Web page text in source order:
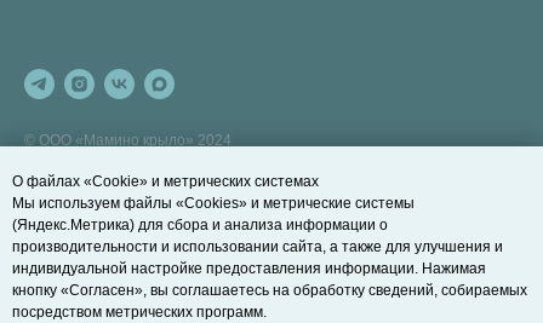
© ООО «Мамино крыло» 2024
ул. Профессора Попова, 23
ОГРН 1217800109900, ИНН
7813655359
ПОЛЕЗНЫЕ ССЫЛКИ
Развивающие занятия на суше
ДОПОЛНИТЕЛЬНО
О файлах «Cookie» и метрических системах
Мы используем файлы «Cookies» и метрические системы
(Яндекс.Метрика) для сбора и анализа информации о
производительности и использовании сайта, а также для улучшения и
индивидуальной настройке предоставления информации. Нажимая
кнопку «Согласен», вы соглашаетесь на обработку сведений, собираемых
посредством метрических программ.